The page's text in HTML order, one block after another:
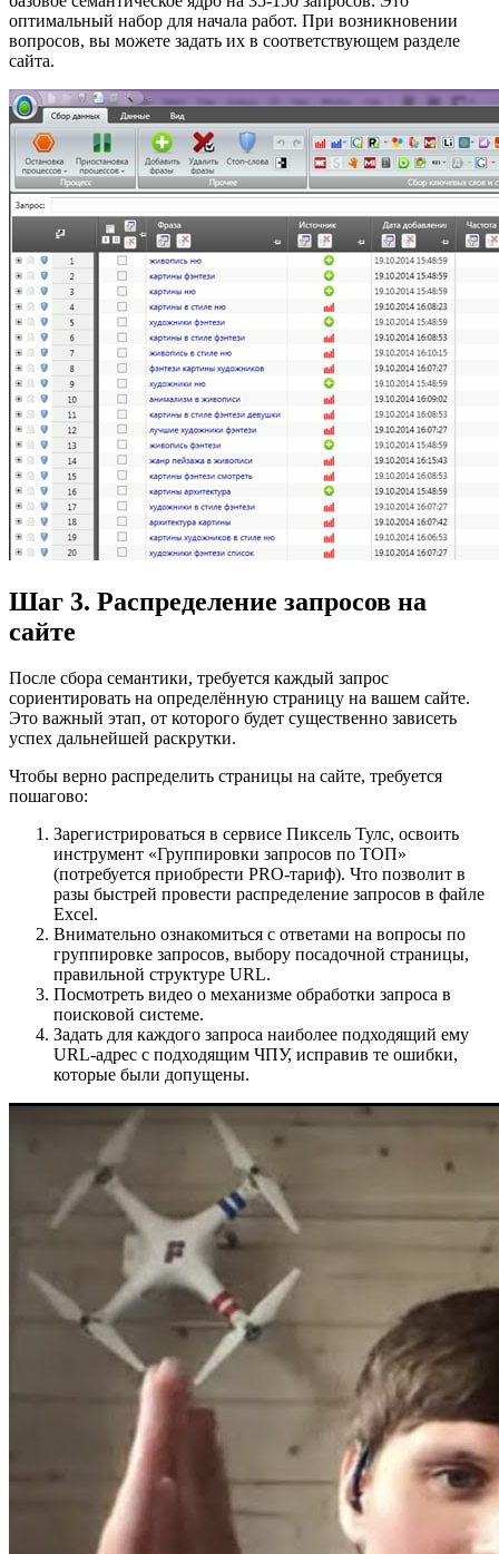
оптимальный набор для начала работ. При возникновении
вопросов, вы можете задать их в соответствующем разделе
сайта.
Шаг 3. Распределение запросов на
сайте
После сбора семантики, требуется каждый запрос
сориентировать на определённую страницу на вашем сайте.
Это важный этап, от которого будет существенно зависеть
успех дальнейшей раскрутки.
Чтобы верно распределить страницы на сайте, требуется
пошагово:
Зарегистрироваться в сервисе Пиксель Тулс, освоить
инструмент «Группировки запросов по ТОП»
(потребуется приобрести PRO-тариф). Что позволит в
разы быстрей провести распределение запросов в файле
Excel.
Внимательно ознакомиться с ответами на вопросы по
группировке запросов, выбору посадочной страницы,
правильной структуре URL.
Посмотреть видео о механизме обработки запроса в
поисковой системе.
Задать для каждого запроса наиболее подходящий ему
URL-адрес с подходящим ЧПУ, исправив те ошибки,
которые были допущены.